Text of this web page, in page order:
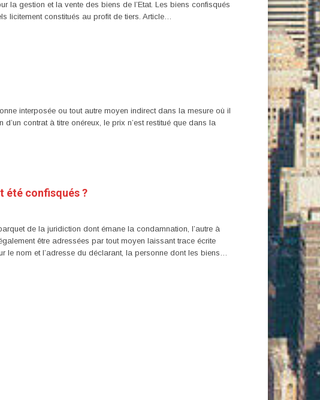
la gestion et la vente des biens de l’Etat. Les biens confisqués
licitement constitués au profit de tiers. Article…
interposée ou tout autre moyen indirect dans la mesure où il
contrat à titre onéreux, le prix n’est restitué que dans la
été confisqués ?
de la juridiction dont émane la condamnation, l’autre à
être adressées par tout moyen laissant trace écrite
le nom et l’adresse du déclarant, la personne dont les biens…